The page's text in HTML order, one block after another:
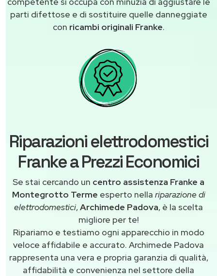
parti difettose e di sostituire quelle danneggiate
con ricambi originali Franke.
Riparazioni elettrodomestici
Franke a Prezzi Economici
Se stai cercando un centro assistenza Franke a
Montegrotto Terme esperto nella riparazione di
elettrodomestici,Archimede Padova, è la scelta
migliore per te!
Ripariamo e testiamo ogni apparecchio in modo
veloce affidabile e accurato. Archimede Padova
rappresenta una vera e propria garanzia di qualità,
affidabilità e convenienza nel settore della